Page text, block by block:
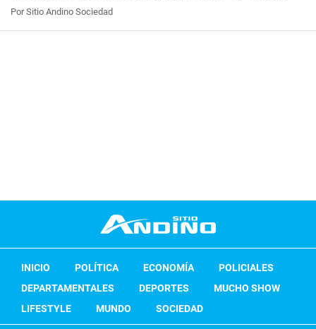
Por Sitio Andino Sociedad
INICIO POLÍTICA ECONOMÍA
POLICIALES
DEPARTAMENTALES
DEPORTES
MUCHO SHOW
LIFESTYLE
MUNDO SOCIEDAD